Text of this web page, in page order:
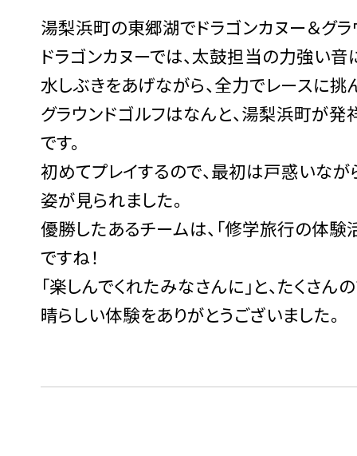
湯梨浜町の東郷湖でドラゴンカヌー＆グ
ドラゴンカヌーでは、太鼓担当の力強い音
水しぶきをあげながら、全力でレースに挑
グラウンドゴルフはなんと、湯梨浜町が発
です。
初めてプレイするので、最初は戸惑いな
姿が見られました。
優勝したあるチームは、「修学旅行の体験
ですね！
「楽しんでくれたみなさんに」と、たくさ
晴らしい体験をありがとうございました。